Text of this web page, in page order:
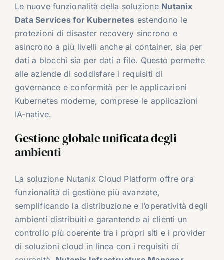
Le nuove funzionalità della soluzione Nutanix
Data Services for Kubernetes estendono le
protezioni di disaster recovery sincrono e
asincrono a più livelli anche ai container, sia per
dati a blocchi sia per dati a file. Questo permette
alle aziende di soddisfare i requisiti di
governance e conformità per le applicazioni
Kubernetes moderne, comprese le applicazioni
IA-native.
Gestione globale unificata degli
ambienti
La soluzione Nutanix Cloud Platform offre ora
funzionalità di gestione più avanzate,
semplificando la distribuzione e l’operatività degli
ambienti distribuiti e garantendo ai clienti un
controllo più coerente tra i propri siti e i provider
di soluzioni cloud in linea con i requisiti di